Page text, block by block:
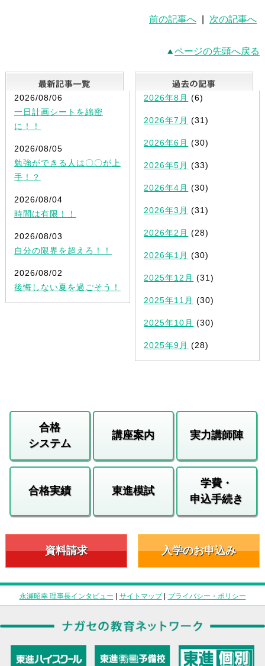
前の記事へ 次の記事へ
ページの先頭へ戻る
最新記事一覧
2026/08/06
一日計画シートを綿密
に！！
2026/08/05
勉強ができる人は〇〇が上
手！？
2026/08/04
時間は有限！！
2026/08/03
自分の限界を超えろ！！
2026/08/02
後悔しない夏を過ごそう！
2026年8月 (6)
2026年7月 (31)
2026年6月 (30)
2026年5月 (33)
2026年4月 (30)
2026年3月 (31)
2026年2月 (28)
2026年1月 (30)
2025年12月 (31)
2025年11月 (30)
2025年10月 (30)
2025年9月 (28)
合格
システム
講座案内 実力講師陣
合格実績 東進模試
学費・
申込手続き
資料請求 入学のお申込み
永瀬昭幸 理事長インタビュー | サイトマップ| プライバシー・ポリシー